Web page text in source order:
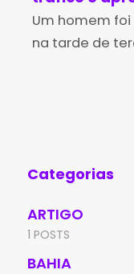
cocaína em
Um homem
na tarde de
Categorias
ARTIGO
1 POSTS
BAHIA